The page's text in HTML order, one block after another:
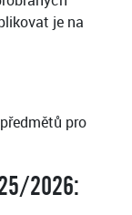
je na
pro
2026: